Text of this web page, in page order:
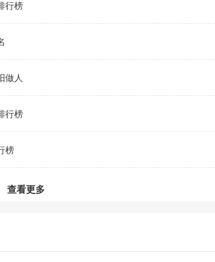
行榜
做人
行榜
榜
查看更多